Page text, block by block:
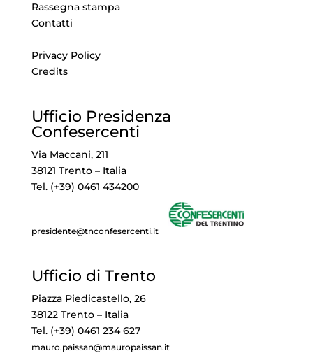
Rassegna stampa
Contatti
Privacy Policy
Credits
Ufficio Presidenza
Confesercenti
Via Maccani, 211
38121 Trento – Italia
Tel. (+39) 0461 434200
presidente@tnconfesercenti.it
Ufficio di Trento
Piazza Piedicastello, 26
38122 Trento – Italia
Tel. (+39) 0461 234 627
mauro.paissan@mauropaissan.it